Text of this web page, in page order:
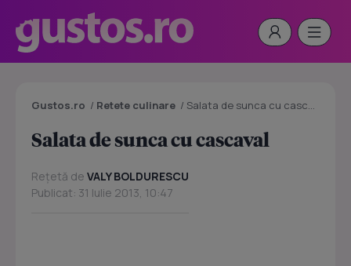
Gustos.ro / Retete culinare / Salata de sunca cu cascaval
Salata de sunca cu cascaval
Rețetă de VALY BOLDURESCU
Publicat: 31 Iulie 2013, 10:47